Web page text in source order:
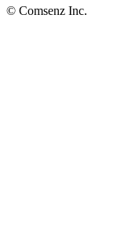
© Comsenz Inc.